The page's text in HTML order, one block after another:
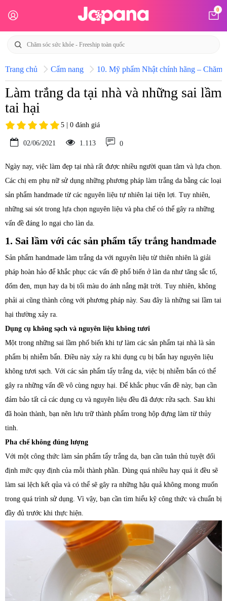
0
Trang chủ Cẩm nang 10. Mỹ phẩm Nhật chính hãng – Chăm
Làm trắng da tại nhà và những sai lầm
tai hại
5 | 0 đánh giá
02/06/2021 1.113 0
Ngày nay, việc làm đẹp tại nhà rất được nhiều người quan tâm và lựa chọn.
Các chị em phụ nữ sử dụng những phương pháp làm trắng da bằng các loại
sản phẩm handmade từ các nguyên liệu tự nhiên lại tiện lợi. Tuy nhiên,
những sai sót trong lựa chọn nguyên liệu và pha chế có thể gây ra những
vấn đề đáng lo ngại cho làn da.
1. Sai lầm với các sản phẩm tẩy trắng handmade
Sản phẩm handmade làm trắng da với nguyên liệu từ thiên nhiên là giải
pháp hoàn hảo để khắc phục các vấn đề phổ biến ở làn da như tăng sắc tố,
đốm đen, mụn hay da bị tối màu do ánh nắng mặt trời. Tuy nhiên, không
phải ai cũng thành công với phương pháp này. Sau đây là những sai lầm tai
hại thường xảy ra.
Dụng cụ không sạch và nguyên liệu không tươi
Một trong những sai lầm phố biến khi tự làm các sản phẩm tại nhà là sản
phẩm bị nhiễm bẩn. Điều này xảy ra khi dụng cụ bị bẩn hay nguyên liệu
không tươi sạch. Với các sản phẩm tẩy trắng da, việc bị nhiễm bẩn có thể
gây ra những vấn đề vô cùng nguy hại. Để khắc phục vấn đề này, bạn cần
đảm bảo tất cả các dụng cụ và nguyên liệu đều đã được rửa sạch. Sau khi
đã hoàn thành, bạn nên lưu trữ thành phẩm trong hộp đựng làm từ thủy
tinh.
Pha chế không đúng lượng
Với một công thức làm sản phẩm tẩy trắng da, bạn cần tuân thủ tuyệt đối
định mức quy định của mỗi thành phần. Dùng quá nhiều hay quá ít đều sẽ
làm sai lệch kết qủa và có thể sẽ gây ra những hậu quả không mong muốn
trong quá trình sử dụng. Vì vậy, bạn cần tìm hiểu kỹ công thức và chuẩn bị
đầy đủ trước khi thực hiện.